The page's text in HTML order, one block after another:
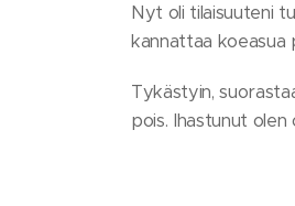
Nyt oli tilaisuuteni
kannattaa koeasua
Tykästyin,
pois. Ihastunut olen